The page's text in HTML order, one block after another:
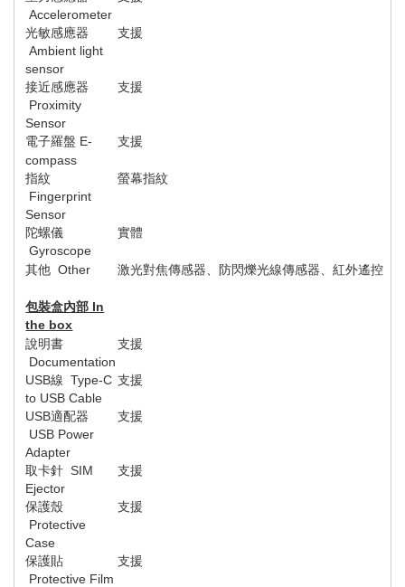
Accelerometer
光敏感應器
Ambient light
sensor
支援
接近感應器
Proximity
Sensor
支援
電子羅盤 E-
compass
支援
指紋
Fingerprint
Sensor
螢幕指紋
陀螺儀
Gyroscope
實體
其他 Other 激光對焦傳感器、防閃爍光線傳感器、紅外遙控
包裝盒內部 In
the box
說明書
Documentation
支援
USB線 Type-C
to USB Cable
支援
USB適配器
USB Power
Adapter
支援
取卡針 SIM
Ejector
支援
保護殼
Protective
Case
支援
保護貼
Protective Film
支援